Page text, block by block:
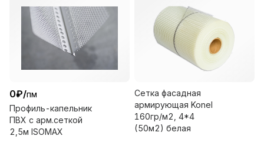
0₽/пм
Профиль-капельник
ПВХ с арм.сеткой
2,5м ISOMAX
Сетка фасадная
армирующая Konel
160гр/м2, 4*4
(50м2) белая